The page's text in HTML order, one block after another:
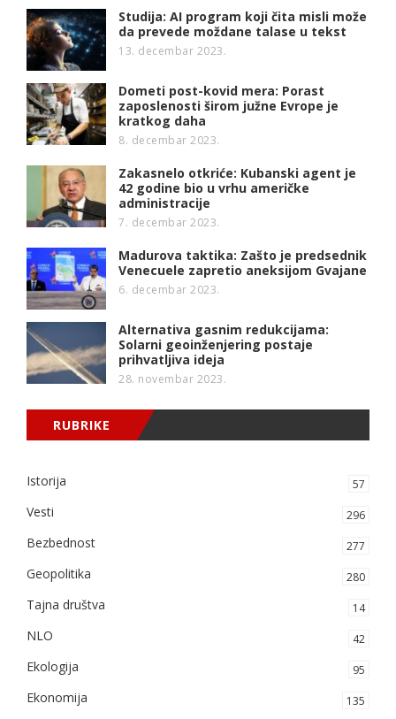
Studija: AI program koji čita misli može
da prevede moždane talase u tekst
13. decembar 2023.
Dometi post-kovid mera: Porast
zaposlenosti širom južne Evrope je
kratkog daha
8. decembar 2023.
Zakasnelo otkriće: Kubanski agent je
42 godine bio u vrhu američke
administracije
7. decembar 2023.
Madurova taktika: Zašto je predsednik
Venecuele zapretio aneksijom Gvajane
6. decembar 2023.
Alternativa gasnim redukcijama:
Solarni geoinženjering postaje
prihvatljiva ideja
28. novembar 2023.
RUBRIKE
Istorija 57
Vesti 296
Bezbednost 277
Geopolitika 280
Tajna društva 14
NLO 42
Ekologija 95
Ekonomija 135